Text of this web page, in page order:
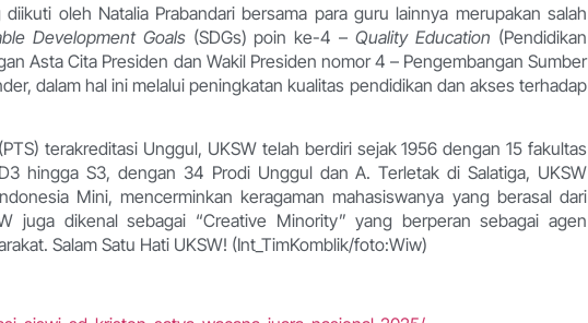
oleh Natalia Prabandari bersama para guru lainnya merupakan salah
Development Goals(SDGs) poin ke-4 –Quality Education (Pendidikan
Asta Cita Presiden dan Wakil Presiden nomor 4 – Pengembangan Sumber
dalam hal ini melalui peningkatan kualitas pendidikan dan akses terhadap
terakreditasi Unggul, UKSW telah berdiri sejak 1956 dengan 15 fakultas
hingga S3, dengan 34 Prodi Unggul dan A. Terletak di Salatiga, UKSW
Mini, mencerminkan keragaman mahasiswanya yang berasal dari
juga dikenal sebagai “Creative Minority” yang berperan sebagai agen
Salam Satu Hati UKSW! (Int_TimKomblik/foto:Wiw)